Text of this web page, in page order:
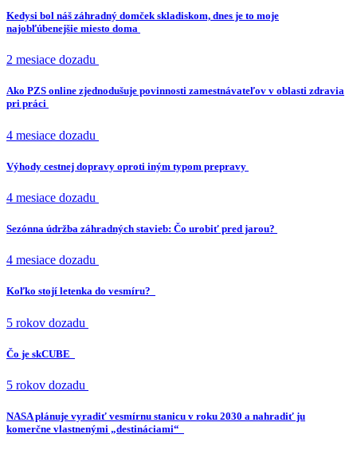
Kedysi bol náš záhradný domček skladiskom, dnes je to moje
najobľúbenejšie miesto doma
2 mesiace dozadu
Ako PZS online zjednodušuje povinnosti zamestnávateľov v oblasti zdravia
pri práci
4 mesiace dozadu
Výhody cestnej dopravy oproti iným typom prepravy
4 mesiace dozadu
Sezónna údržba záhradných stavieb: Čo urobiť pred jarou?
4 mesiace dozadu
Koľko stojí letenka do vesmíru?
5 rokov dozadu
Čo je skCUBE
5 rokov dozadu
NASA plánuje vyradiť vesmírnu stanicu v roku 2030 a nahradiť ju
komerčne vlastnenými „destináciami“